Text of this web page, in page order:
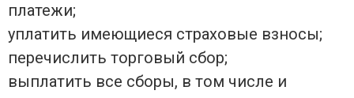
платежи;
уплатить имеющиеся страховые взносы;
перечислить торговый сбор;
выплатить все сборы, в том числе и